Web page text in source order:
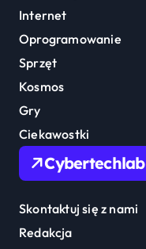
Internet
Oprogramowanie
Sprzęt
Kosmos
Gry
Ciekawostki
Cybertechlab
Skontaktuj się z nami
Redakcja